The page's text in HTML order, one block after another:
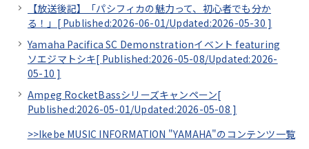
【放送後記】「パシフィカの魅力って、初心者でも分か
る！」[ Published:2026-06-01/Updated:2026-05-30 ]
Yamaha Pacifica SC Demonstrationイベント featuring
ソエジマトシキ[ Published:2026-05-08/Updated:2026-
05-10 ]
Ampeg RocketBassシリーズキャンペーン[
Published:2026-05-01/Updated:2026-05-08 ]
>>Ikebe MUSIC INFORMATION "YAMAHA"のコンテンツ一覧